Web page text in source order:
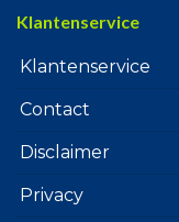
Klantenservice
Klantenservice
Contact
Disclaimer
Privacy